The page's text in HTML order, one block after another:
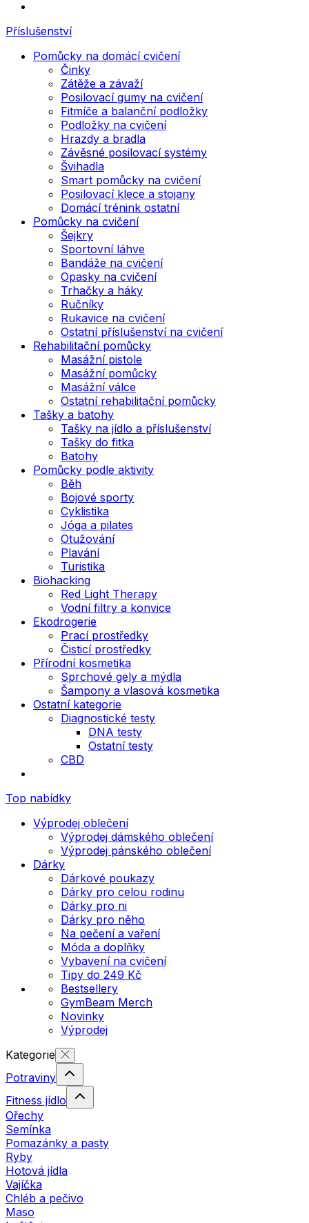
Příslušenství
Pomůcky na domácí cvičení
Činky
Zátěže a závaží
Posilovací gumy na cvičení
Fitmíče a balanční podložky
Podložky na cvičení
Hrazdy a bradla
Závěsné posilovací systémy
Švihadla
Smart pomůcky na cvičení
Posilovací klece a stojany
Domácí trénink ostatní
Pomůcky na cvičení
Šejkry
Sportovní láhve
Bandáže na cvičení
Opasky na cvičení
Trhačky a háky
Ručníky
Rukavice na cvičení
Ostatní příslušenství na cvičení
Rehabilitační pomůcky
Masážní pistole
Masážní pomůcky
Masážní válce
Ostatní rehabilitační pomůcky
Tašky a batohy
Tašky na jídlo a příslušenství
Tašky do fitka
Batohy
Pomůcky podle aktivity
Běh
Bojové sporty
Cyklistika
Jóga a pilates
Otužování
Plavání
Turistika
Biohacking
Red Light Therapy
Vodní filtry a konvice
Ekodrogerie
Prací prostředky
Čisticí prostředky
Přírodní kosmetika
Sprchové gely a mýdla
Šampony a vlasová kosmetika
Ostatní kategorie
Diagnostické testy
DNA testy
Ostatní testy
CBD
Top nabídky
Výprodej oblečení
Výprodej dámského oblečení
Výprodej pánského oblečení
Dárky
Dárkové poukazy
Dárky pro celou rodinu
Dárky pro ni
Dárky pro něho
Na pečení a vaření
Móda a doplňky
Vybavení na cvičení
Tipy do 249 Kč
Bestsellery
GymBeam Merch
Novinky
Výprodej
Kategorie
Potraviny
Fitness jídlo
Ořechy
Semínka
Pomazánky a pasty
Ryby
Hotová jídla
Vajíčka
Chléb a pečivo
Maso